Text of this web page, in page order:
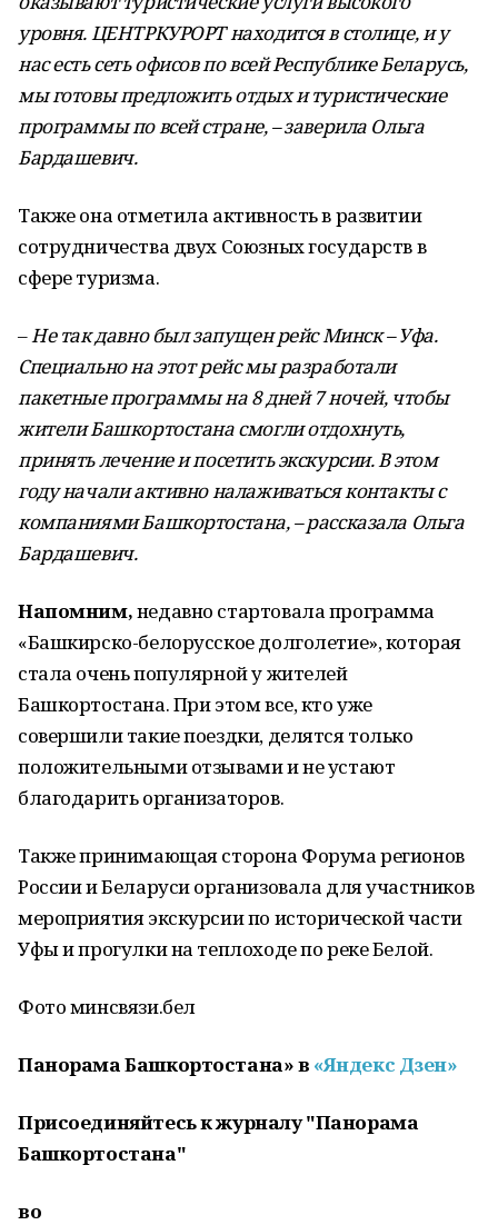
уровня. ЦЕНТРКУРОРТ находится в столице, и у
нас есть сеть офисов по всей Республике Беларусь,
мы готовы предложить отдых и туристические
программы по всей стране, – заверила Ольга
Бардашевич.
Также она отметила активность в развитии
сотрудничества двух Союзных государств в
сфере туризма.
–Не так давно был запущен рейс Минск – Уфа.
Специально на этот рейс мы разработали
пакетные программы на 8 дней 7 ночей, чтобы
жители Башкортостана смогли отдохнуть,
принять лечение и посетить экскурсии. В этом
году начали активно налаживаться контакты с
компаниями Башкортостана, – рассказала Ольга
Бардашевич.
Напомним,недавно стартовала программа
«Башкирско-белорусское долголетие», которая
стала очень популярной у жителей
Башкортостана. При этом все, кто уже
совершили такие поездки, делятся только
положительными отзывами и не устают
благодарить организаторов.
Также принимающая сторона Форума регионов
России и Беларуси организовала для участников
мероприятия экскурсии по исторической части
Уфы и прогулки на теплоходе по реке Белой.
Фото минсвязи.бел
Панорама Башкортостана» в «Яндекс Дзен»
Присоединяйтесь к журналу "Панорама
Башкортостана"
во